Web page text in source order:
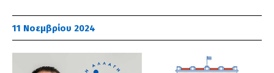
11 Νοεμβρίου 2024